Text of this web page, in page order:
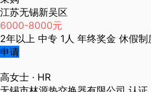
江苏无锡新吴区
6000-8000元
2年以上 中专 1人 年终奖金 休假制
申请
高女士 · HR